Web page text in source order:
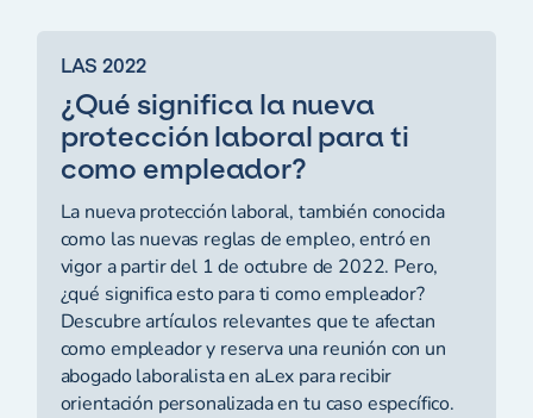
LAS 2022
¿Qué significa la nueva
protección laboral para ti
como empleador?
La nueva protección laboral, también conocida
como las nuevas reglas de empleo, entró en
vigor a partir del 1 de octubre de 2022. Pero,
¿qué significa esto para ti como empleador?
Descubre artículos relevantes que te afectan
como empleador y reserva una reunión con un
abogado laboralista en aLex para recibir
orientación personalizada en tu caso específico.